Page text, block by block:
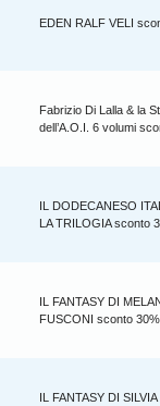
EDEN RALF VELI
Fabrizio Di Lalla & la
dell’A.O.I. 6 volumi
IL DODECANESO
LA TRILOGIA sconto
IL FANTASY DI
FUSCONI sconto 30%
IL FANTASY DI SILVIA